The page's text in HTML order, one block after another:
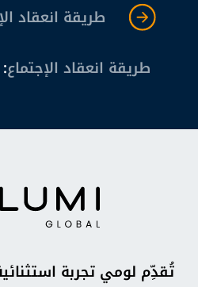
طريقة انعقاد
طريقة انعقاد الإجتماع
تُقدِّم لومي تجربة